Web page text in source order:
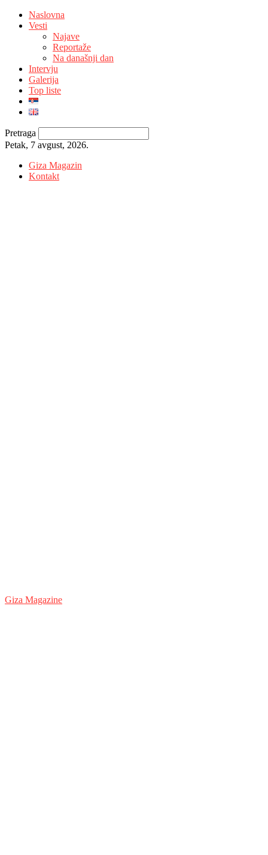
Naslovna
Vesti
Najave
Reportaže
Na današnji dan
Intervju
Galerija
Top liste
Pretraga
Petak, 7 avgust, 2026.
Giza Magazin
Kontakt
Giza Magazine